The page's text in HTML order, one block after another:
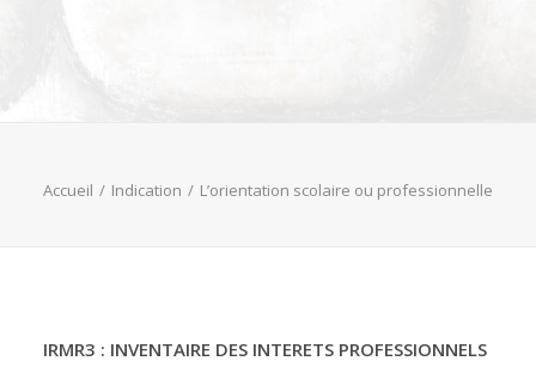
Accueil Indication L’orientation scolaire ou professionnelle
IRMR3 : INVENTAIRE DES INTERETS PROFESSIONNELS